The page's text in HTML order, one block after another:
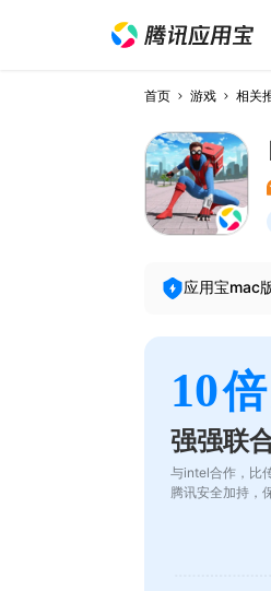
首页 游戏 相关
应用宝mac
10倍
强强联
与intel合作，比
腾讯安全加持，